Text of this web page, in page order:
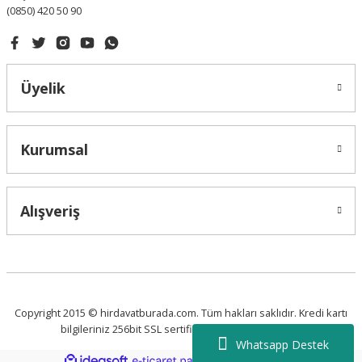
Whatsapp Destek
(0850) 420 50 90
Üyelik
Kurumsal
Alışveriş
Copyright 2015 © hirdavatburada.com. Tüm hakları saklıdır. Kredi kartı
bilgileriniz 256bit SSL sertifikası ile korunmaktadır.
ideasoft